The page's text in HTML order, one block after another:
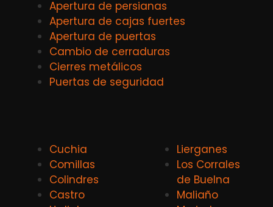
Apertura de persianas
Apertura de cajas fuertes
Apertura de puertas
Cambio de cerraduras
Cierres metálicos
Puertas de seguridad
Cuchia
Comillas
Colindres
Castro
Lierganes
Los Corrales
de Buelna
Maliaño